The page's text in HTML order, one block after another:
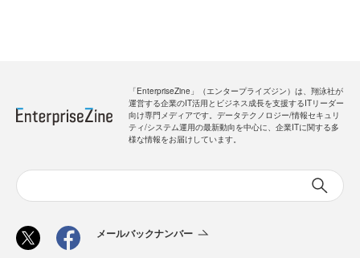
「EnterpriseZine」（エンタープライズジン）は、翔泳社が
運営する企業のIT活用とビジネス成長を支援するITリーダー
向け専門メディアです。データテクノロジー/情報セキュリ
ティ/システム運用の最新動向を中心に、企業ITに関する多
様な情報をお届けしています。
メールバックナンバー